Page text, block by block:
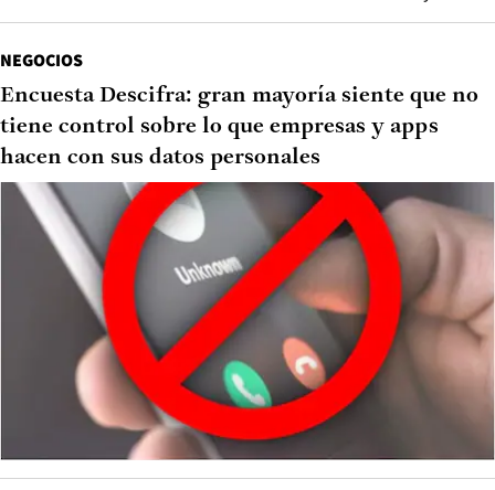
NEGOCIOS
Encuesta Descifra: gran mayoría siente que no
tiene control sobre lo que empresas y apps
hacen con sus datos personales